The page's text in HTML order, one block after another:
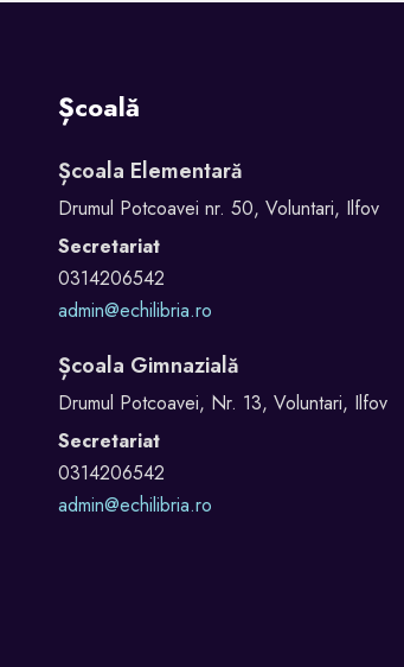
Școală
Școala Elementară
Drumul Potcoavei nr. 50, Voluntari, Ilfov
Secretariat
0314206542
admin@echilibria.ro
Școala Gimnazială
Drumul Potcoavei, Nr. 13, Voluntari, Ilfov
Secretariat
0314206542
admin@echilibria.ro